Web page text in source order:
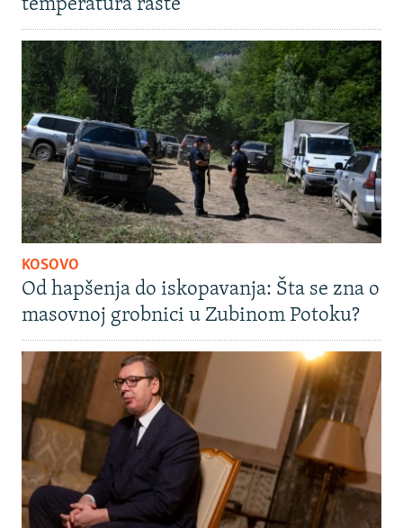
temperatura raste
KOSOVO
Od hapšenja do iskopavanja: Šta se zna o
masovnoj grobnici u Zubinom Potoku?